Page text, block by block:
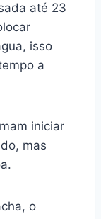
até 23
isso
a
iniciar
mas
o